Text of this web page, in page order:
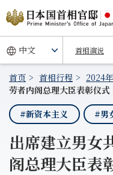
首相演说
首页 首相行程 2024
劳者内阁总理大臣表彰仪式
#新资本主义
#男
出席建立男女
阁总理大臣表